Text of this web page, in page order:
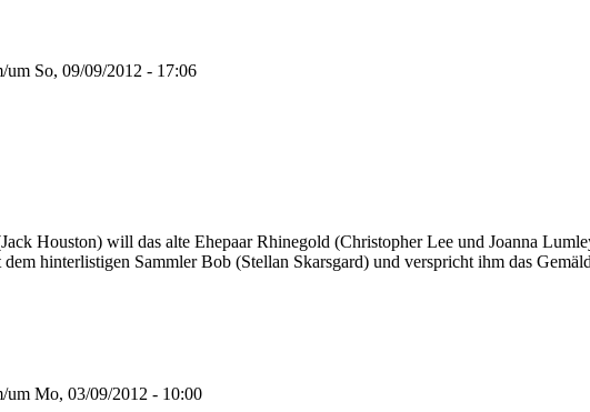
um So, 09/09/2012 - 17:06
Houston) will das alte Ehepaar Rhinegold (Christopher Lee und Joanna
hinterlistigen Sammler Bob (Stellan Skarsgard) und verspricht ihm das
um Mo, 03/09/2012 - 10:00